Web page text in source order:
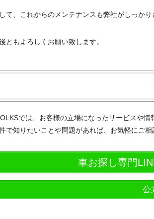
て、これからのメンテナンスも弊社がしっかり
ともよろしくお願い致します。
では、お客様の立場になったサービスや
で知りたいことや問題があれば、お気軽にご相
車お探し専門
公